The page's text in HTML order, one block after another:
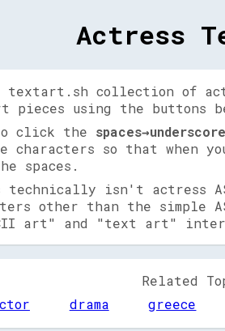
Actress
textart.sh collection of
pieces using the buttons
click the
characters so that when
spaces.
technically isn't actress
other than the simple
art" and "text art"
Related
drama greece